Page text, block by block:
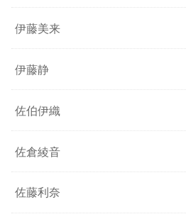
伊藤美来
伊藤静
佐伯伊織
佐倉綾音
佐藤利奈